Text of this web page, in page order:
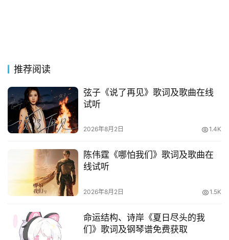
推荐阅读
弦子《说了再见》歌词及歌曲在线
试听
2026年8月2日 1.4K
陈伟霆《哪怕我们》歌词及歌曲在
线试听
2026年8月2日 1.5K
命运结构、诗岸《夏日尽头的我
们》歌词及钢琴谱免费获取